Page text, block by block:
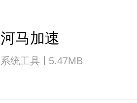
河马加速
系统工具 5.47MB